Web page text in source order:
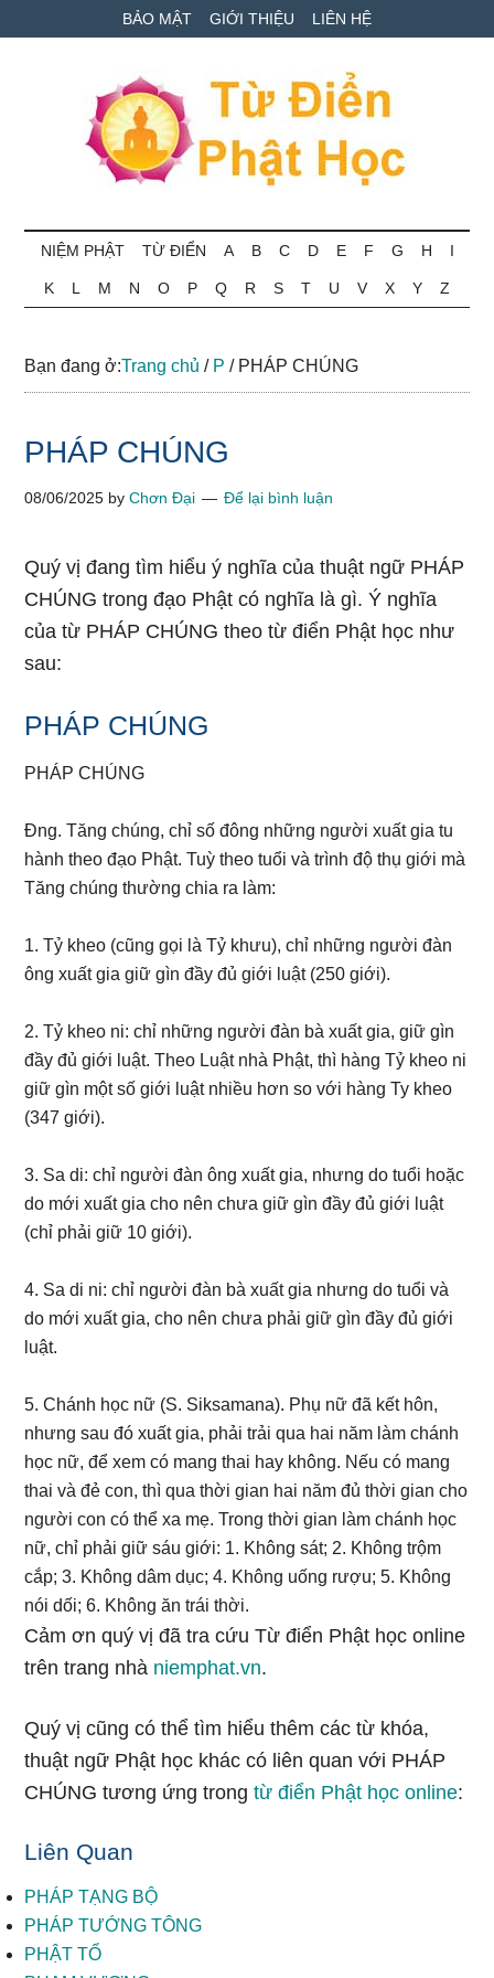
to
to
qua
BẢO MẬT GIỚI THIỆU LIÊN HỆ
Từ
điển
Phật
học
ngữ
NIỆM PHẬT TỪ ĐIỂN A B C D E F G H I
K L M N O P Q R S T U V X Y Z
Bạn đang ở:Trang chủ / P /PHÁP CHÚNG
PHÁP CHÚNG
08/06/2025 byChơn Đại Để lại bình luận
Quý vị đang tìm hiểu ý nghĩa của thuật ngữ PHÁP
CHÚNG trong đạo Phật có nghĩa là gì. Ý nghĩa
của từ PHÁP CHÚNG theo từ điển Phật học như
sau:
PHÁP CHÚNG
PHÁP CHÚNG
Đng. Tăng chúng, chỉ số đông những người xuất gia tu
hành theo đạo Phật. Tuỳ theo tuổi và trình độ thụ giới mà
Tăng chúng thường chia ra làm:
1. Tỷ kheo (cũng gọi là Tỷ khưu), chỉ những người đàn
ông xuất gia giữ gìn đầy đủ giới luật (250 giới).
2. Tỷ kheo ni: chỉ những người đàn bà xuất gia, giữ gìn
đầy đủ giới luật. Theo Luật nhà Phật, thì hàng Tỷ kheo ni
giữ gìn một số giới luật nhiều hơn so với hàng Ty kheo
(347 giới).
3. Sa di: chỉ người đàn ông xuất gia, nhưng do tuổi hoặc
do mới xuất gia cho nên chưa giữ gìn đầy đủ giới luật
(chỉ phải giữ 10 giới).
4. Sa di ni: chỉ người đàn bà xuất gia nhưng do tuổi và
do mới xuất gia, cho nên chưa phải giữ gìn đầy đủ giới
luật.
5. Chánh học nữ (S. Siksamana). Phụ nữ đã kết hôn,
nhưng sau đó xuất gia, phải trải qua hai năm làm chánh
học nữ, để xem có mang thai hay không. Nếu có mang
thai và đẻ con, thì qua thời gian hai năm đủ thời gian cho
người con có thể xa mẹ. Trong thời gian làm chánh học
nữ, chỉ phải giữ sáu giới: 1. Không sát; 2. Không trộm
cắp; 3. Không dâm dục; 4. Không uống rượu; 5. Không
nói dối; 6. Không ăn trái thời.
Cảm ơn quý vị đã tra cứu Từ điển Phật học online
trên trang nhà niemphat.vn.
Quý vị cũng có thể tìm hiểu thêm các từ khóa,
thuật ngữ Phật học khác có liên quan với PHÁP
CHÚNG tương ứng trongtừ điển Phật học online:
Liên Quan
PHÁP TẠNG BỘ
PHÁP TƯỚNG TÔNG
PHẬT TỔ